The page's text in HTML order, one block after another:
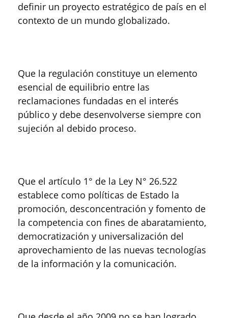
definir un proyecto estratégico de país en el
contexto de un mundo globalizado.
Que la regulación constituye un elemento
esencial de equilibrio entre las
reclamaciones fundadas en el interés
público y debe desenvolverse siempre con
sujeción al debido proceso.
Que el artículo 1° de la Ley N° 26.522
establece como políticas de Estado la
promoción, desconcentración y fomento de
la competencia con fines de abaratamiento,
democratización y universalización del
aprovechamiento de las nuevas tecnologías
de la información y la comunicación.